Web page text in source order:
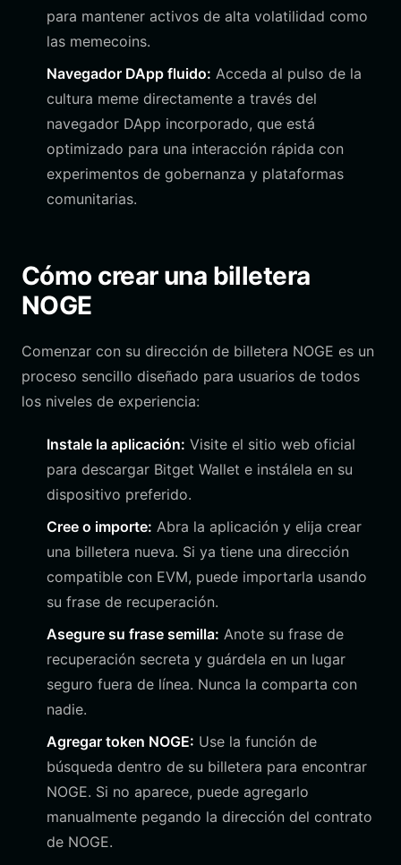
para mantener activos de alta volatilidad como
las memecoins.
Navegador DApp fluido: Acceda al pulso de la
cultura meme directamente a través del
navegador DApp incorporado, que está
optimizado para una interacción rápida con
experimentos de gobernanza y plataformas
comunitarias.
Cómo crear una billetera
NOGE
Comenzar con su dirección de billetera NOGE es un
proceso sencillo diseñado para usuarios de todos
los niveles de experiencia:
Instale la aplicación: Visite el sitio web oficial
para descargar Bitget Wallet e instálela en su
dispositivo preferido.
Cree o importe: Abra la aplicación y elija crear
una billetera nueva. Si ya tiene una dirección
compatible con EVM, puede importarla usando
su frase de recuperación.
Asegure su frase semilla: Anote su frase de
recuperación secreta y guárdela en un lugar
seguro fuera de línea. Nunca la comparta con
nadie.
Agregar token NOGE: Use la función de
búsqueda dentro de su billetera para encontrar
NOGE. Si no aparece, puede agregarlo
manualmente pegando la dirección del contrato
de NOGE.